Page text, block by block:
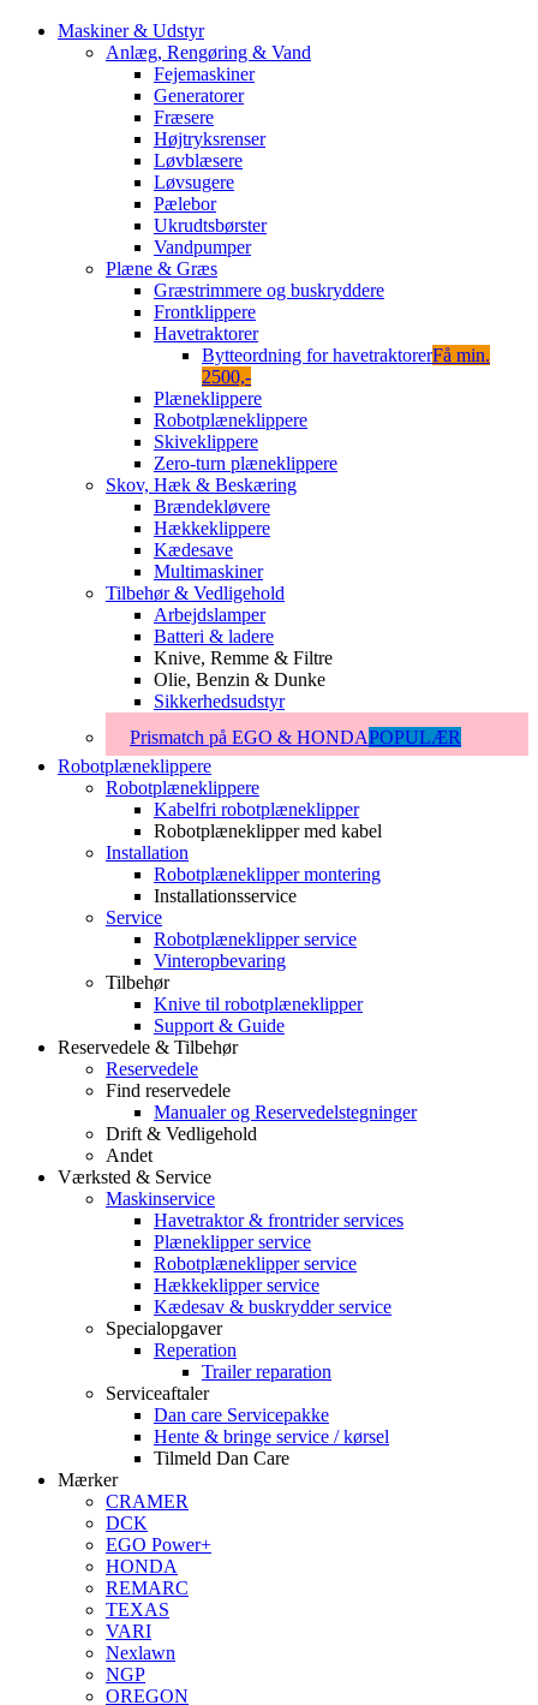
Maskiner & Udstyr
Anlæg, Rengøring & Vand
Fejemaskiner
Generatorer
Fræsere
Højtryksrenser
Løvblæsere
Løvsugere
Pælebor
Ukrudtsbørster
Vandpumper
Plæne & Græs
Græstrimmere og buskryddere
Frontklippere
Havetraktorer
Bytteordning for havetraktorerFå min.
2500,-
Plæneklippere
Robotplæneklippere
Skiveklippere
Zero-turn plæneklippere
Skov, Hæk & Beskæring
Brændekløvere
Hækkeklippere
Kædesave
Multimaskiner
Tilbehør & Vedligehold
Arbejdslamper
Batteri & ladere
Knive, Remme & Filtre
Olie, Benzin & Dunke
Sikkerhedsudstyr
Prismatch på EGO & HONDAPOPULÆR
Robotplæneklippere
Robotplæneklippere
Kabelfri robotplæneklipper
Robotplæneklipper med kabel
Installation
Robotplæneklipper montering
Installationsservice
Service
Robotplæneklipper service
Vinteropbevaring
Tilbehør
Knive til robotplæneklipper
Support & Guide
Reservedele & Tilbehør
Reservedele
Find reservedele
Manualer og Reservedelstegninger
Drift & Vedligehold
Andet
Værksted & Service
Maskinservice
Havetraktor & frontrider services
Plæneklipper service
Robotplæneklipper service
Hækkeklipper service
Kædesav & buskrydder service
Specialopgaver
Reperation
Trailer reparation
Serviceaftaler
Dan care Servicepakke
Hente & bringe service / kørsel
Tilmeld Dan Care
Mærker
CRAMER
DCK
EGO Power+
HONDA
REMARC
TEXAS
VARI
Nexlawn
NGP
OREGON